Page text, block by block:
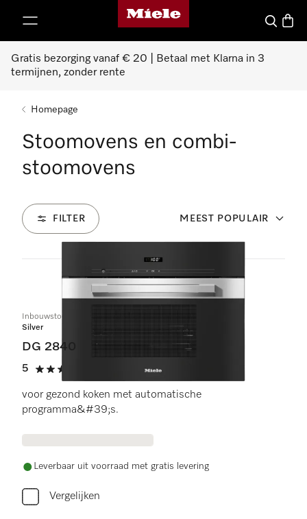
Homepage van Miele
Wat zoek
Gratis bezorging vanaf € 20 | Betaal met Klarna in 3
termijnen, zonder rente
Homepage
Stoomovens en combi-
stoomovens
FILTER MEEST POPULAIR
94 Producten
Inbouwstoomoven
Silver
DG 2840
5
5 sterren op 5
(1 beoordeling)
voor gezond koken met automatische
programma&#39;s.
Leverbaar uit voorraad met gratis levering
Vergelijken